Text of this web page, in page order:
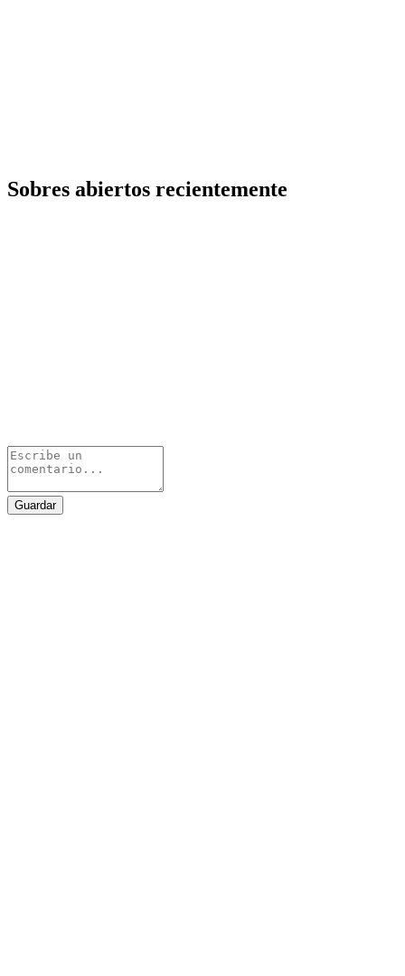
Sobres abiertos recientemente
Guardar